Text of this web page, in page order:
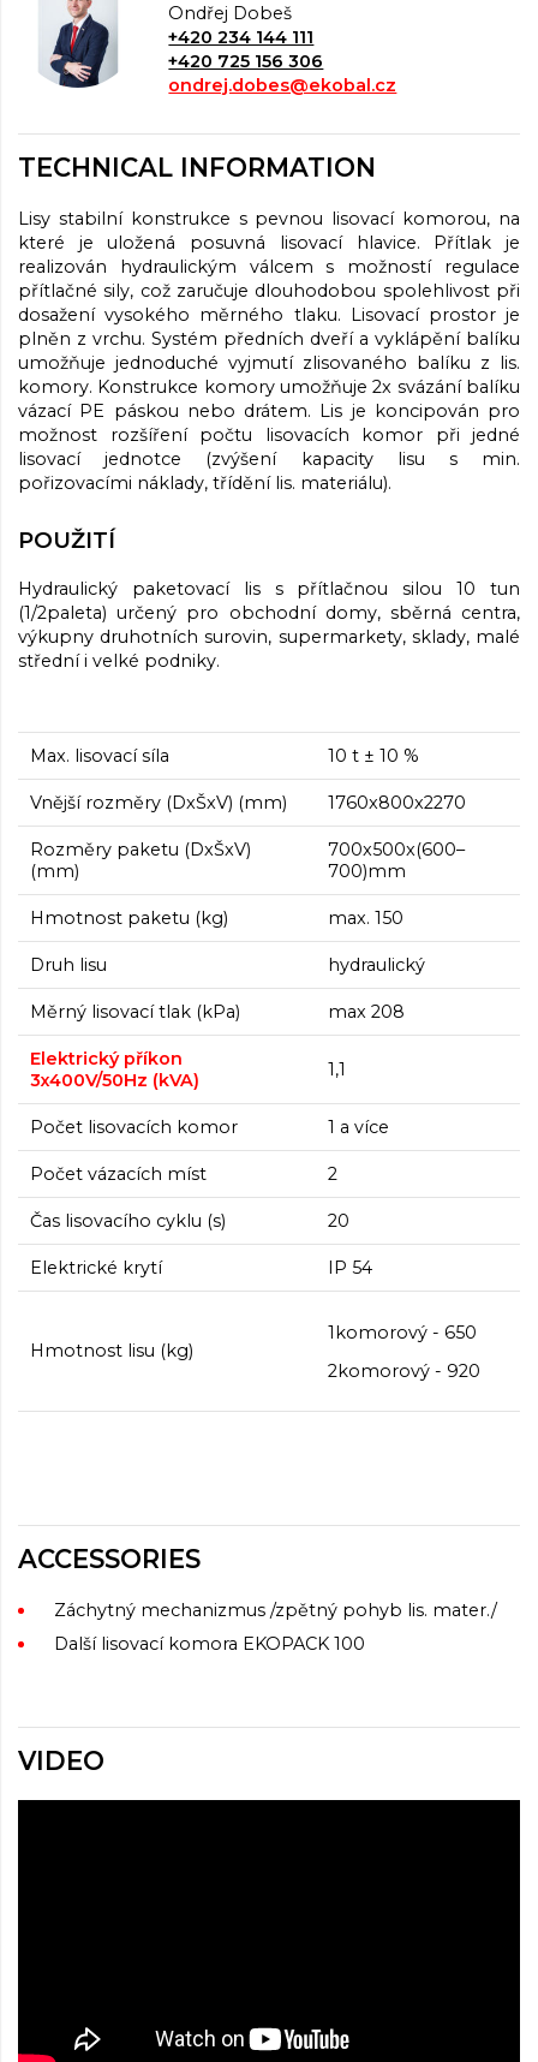
Ondřej Dobeš
+420 234 144 111
+420 725 156 306
ondrej.dobes@ekobal.cz
TECHNICAL INFORMATION
Lisy stabilní konstrukce s pevnou lisovací komorou, na
které je uložená posuvná lisovací hlavice. Přítlak je
realizován hydraulickým válcem s možností regulace
přítlačné sily, což zaručuje dlouhodobou spolehlivost při
dosažení vysokého měrného tlaku. Lisovací prostor je
plněn z vrchu. Systém předních dveří a vyklápění balíku
umožňuje jednoduché vyjmutí zlisovaného balíku z lis.
komory. Konstrukce komory umožňuje 2x svázání balíku
vázací PE páskou nebo drátem. Lis je koncipován pro
možnost rozšíření počtu lisovacích komor při jedné
lisovací jednotce (zvýšení kapacity lisu s min.
pořizovacími náklady, třídění lis. materiálu).
POUŽITÍ
Hydraulický paketovací lis s přítlačnou silou 10 tun
(1/2paleta) určený pro obchodní domy, sběrná centra,
výkupny druhotních surovin, supermarkety, sklady, malé
střední i velké podniky.
Max. lisovací síla 10 t ± 10 %
Vnější rozměry (DxŠxV) (mm) 1760x800x2270
Rozměry paketu (DxŠxV)
(mm)
700x500x(600–
700)mm
Hmotnost paketu (kg) max. 150
Druh lisu hydraulický
Měrný lisovací tlak (kPa) max 208
Elektrický příkon
3x400V/50Hz (kVA)
1,1
Počet lisovacích komor 1 a více
Počet vázacích míst 2
Čas lisovacího cyklu (s) 20
Elektrické krytí IP 54
Hmotnost lisu (kg)
1komorový - 650
2komorový - 920
ACCESSORIES
Záchytný mechanizmus /zpětný pohyb lis. mater./
Další lisovací komora EKOPACK 100
VIDEO